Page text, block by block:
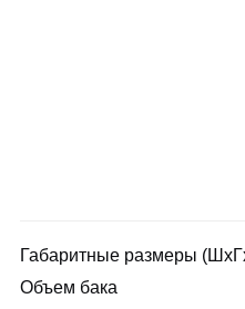
Габаритные размеры
Объем бака